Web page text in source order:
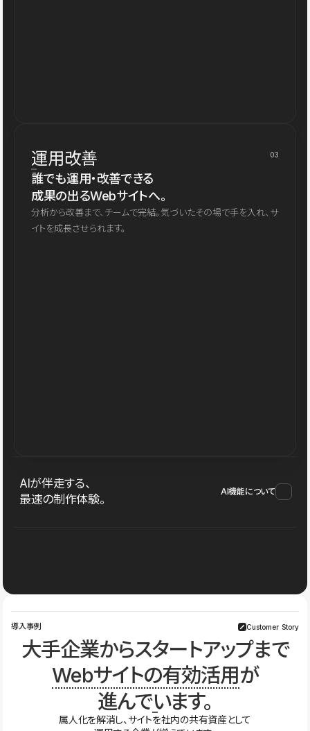
運用改善 03
誰でも運用・改善できる
成果の出るWebサイトへ。
分析から改善まで、チームで完結。気づいたその場で手を入れ、サ
イトを成長させられます。
AIが伴走する、
最速の制作体験。
AI機能について
導入事例 Customer Story
大手企業からスタートアップまで
Webサイトの有効活用が
進んでいます。
属人化を解消し、サイトを社内の共有資産として